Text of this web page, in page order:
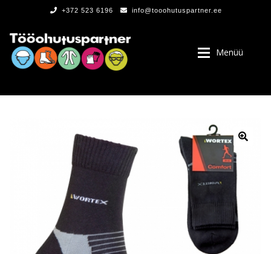
+372 523 6196 info@tooohutuspartner.ee
Menüü